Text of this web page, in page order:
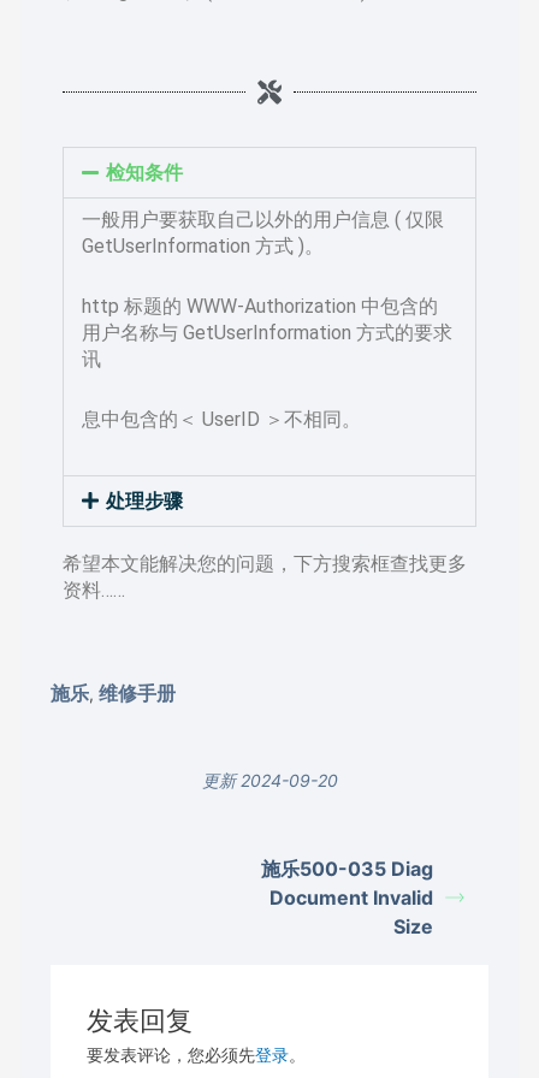
检知条件
一般用户要获取自己以外的用户信息 ( 仅限
GetUserInformation 方式 )。
http 标题的 WWW-Authorization 中包含的
用户名称与 GetUserInformation 方式的要求
讯
息中包含的＜ UserID ＞不相同。
处理步骤
希望本文能解决您的问题，下方搜索框查找更多
资料……
施乐,维修手册
更新 2024-09-20
施乐500-035 Diag
Document Invalid
Size
发表回复
要发表评论，您必须先登录。